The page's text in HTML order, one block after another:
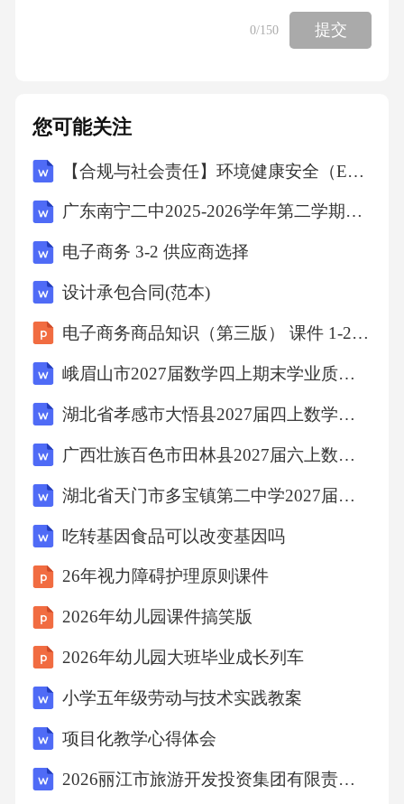
0/150 提交
您可能关注
【合规与社会责任】环境健康安全（EHS）专项审计计划
广东南宁二中2025-2026学年第二学期七年级第十六周数学课堂训练(含答案)
电子商务 3-2 供应商选择
设计承包合同(范本)
电子商务商品知识（第三版） 课件 1-2 品牌设计
峨眉山市2027届数学四上期末学业质量监测模拟试题含解析
湖北省孝感市大悟县2027届四上数学期末调研模拟试题含解析
广西壮族百色市田林县2027届六上数学期末经典试题含解析
湖北省天门市多宝镇第二中学2027届数学四上期末质量跟踪监视模拟试题含解析
吃转基因食品可以改变基因吗
26年视力障碍护理原则课件
2026年幼儿园课件搞笑版
2026年幼儿园大班毕业成长列车
小学五年级劳动与技术实践教案
项目化教学心得体会
2026丽江市旅游开发投资集团有限责任公司市场化选聘职业经理人4人考试参考题库及答案解析